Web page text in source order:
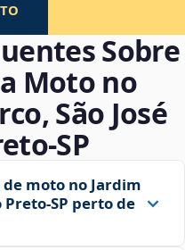
Sobre
Moto no
São José
moto no Jardim
Preto‑SP perto de